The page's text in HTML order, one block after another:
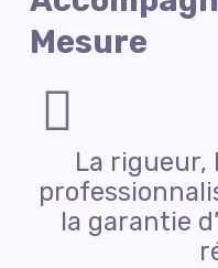
Mesure
La rigueur,
la garantie